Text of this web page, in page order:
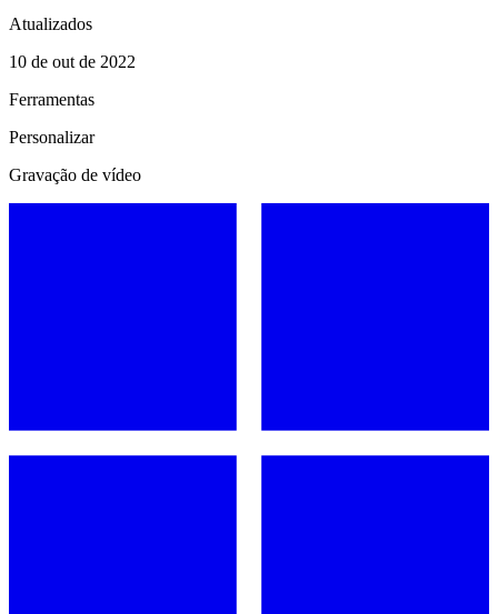
Atualizados
10 de out de 2022
Ferramentas
Personalizar
Gravação de vídeo